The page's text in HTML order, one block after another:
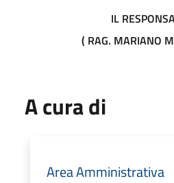
IL
( RAG. MARIANO
A cura di
Area Amministrativa